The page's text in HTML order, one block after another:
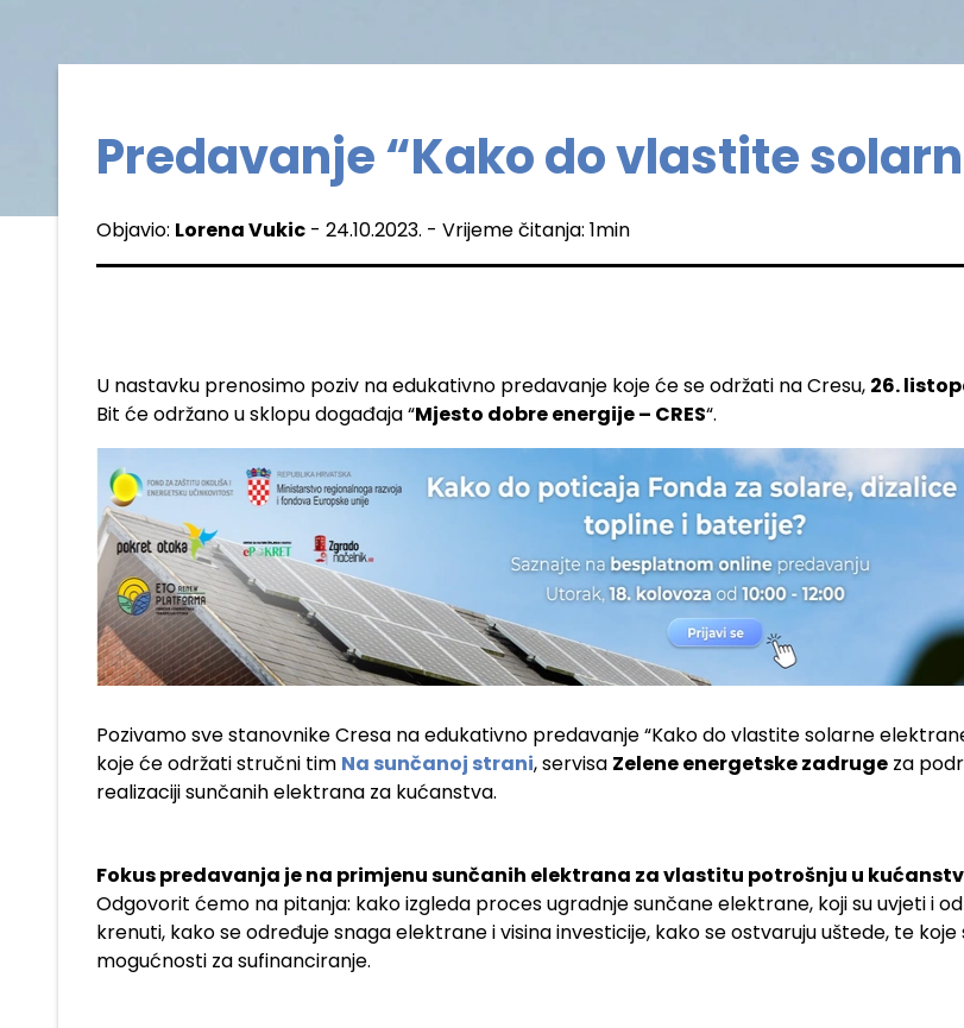
Predavanje “Kako do vlastite
Objavio: Lorena Vukic - 24.10.2023. - Vrijeme čitanja: 1min
U nastavku prenosimo poziv na edukativno predavanje koje će se održati na Cresu, 26.
Bit će održano u sklopu događaja “Mjesto dobre energije – CRES“.
Pozivamo sve stanovnike Cresa na edukativno predavanje “Kako do vlastite solarne
koje će održati stručni tim Na sunčanoj strani, servisa Zelene energetske zadruge za
realizaciji sunčanih elektrana za kućanstva.
Fokus predavanja je na primjenu sunčanih elektrana za vlastitu potrošnju u
Odgovorit ćemo na pitanja: kako izgleda proces ugradnje sunčane elektrane, koji su uvjeti i
krenuti, kako se određuje snaga elektrane i visina investicije, kako se ostvaruju uštede, te koje
mogućnosti za sufinanciranje.